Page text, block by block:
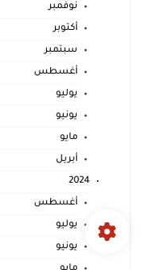
نوفمبر
أكتوبر
سبتمبر
أغسطس
يوليو
يونيو
مايو
أبريل
2024
أغسطس
يوليو
يونيو